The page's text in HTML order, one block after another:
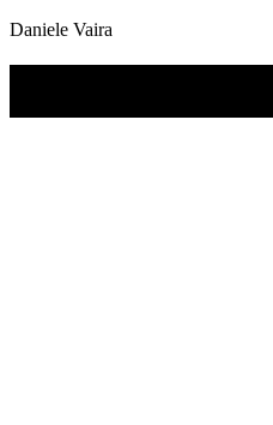
Daniele Vaira